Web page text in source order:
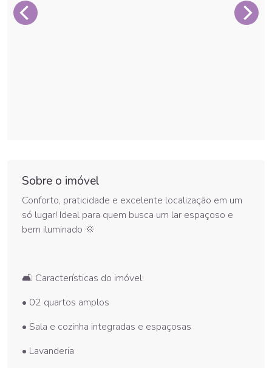
Sobre o imóvel
Conforto, praticidade e excelente localização em um
só lugar! Ideal para quem busca um lar espaçoso e
bem iluminado 🌞
🛋️ Características do imóvel:
• 02 quartos amplos
• Sala e cozinha integradas e espaçosas
• Lavanderia